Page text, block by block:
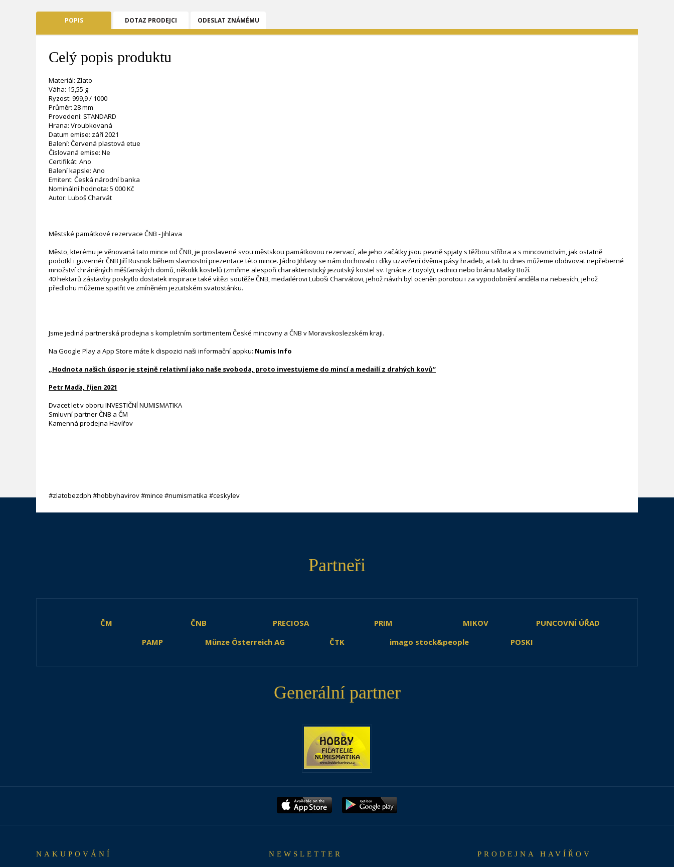
POPIS DOTAZ PRODEJCI ODESLAT ZNÁMÉMU
Celý popis produktu
Materiál: Zlato
Váha: 15,55 g
Ryzost: 999,9 / 1000
Průměr: 28 mm
Provedení: STANDARD
Hrana: Vroubkovaná
Datum emise: září 2021
Balení: Červená plastová etue
Číslovaná emise: Ne
Certifikát: Ano
Balení kapsle: Ano
Emitent: Česká národní banka
Nominální hodnota: 5 000 Kč
Autor: Luboš Charvát
Městské památkové rezervace ČNB - Jihlava
Město, kterému je věnovaná tato mince od ČNB, je proslavené svou městskou památkovou rezervací, ale jeho začátky jsou pevně spjaty s těžbou stříbra a s mincovnictvím, jak ostatně
podotkl i guvernér ČNB Jiří Rusnok během slavnostní prezentace této mince. Jádro Jihlavy se nám dochovalo i díky uzavření dvěma pásy hradeb, a tak tu dnes můžeme obdivovat nepřeberné
množství chráněných měšťanských domů, několik kostelů (zmiňme alespoň charakteristický jezuitský kostel sv. Ignáce z Loyoly), radnici nebo bránu Matky Boží.
40 hektarů zástavby poskytlo dostatek inspirace také vítězi soutěže ČNB, medailérovi Luboši Charvátovi, jehož návrh byl oceněn porotou i za vypodobnění anděla na nebesích, jehož
předlohu můžeme spatřit ve zmíněném jezuitském svatostánku.
Jsme jediná partnerská prodejna s kompletním sortimentem České mincovny a ČNB v Moravskoslezském kraji.
Na Google Play a App Store máte k dispozici naši informační appku: Numis Info
„Hodnota našich úspor je stejně relativní jako naše svoboda, proto investujeme do mincí a medailí z drahých kovů“
Petr Maďa, říjen 2021
Dvacet let v oboru INVESTIČNÍ NUMISMATIKA
Smluvní partner ČNB a ČM
Kamenná prodejna Havířov
#zlatobezdph #hobbyhavirov #mince #numismatika #ceskylev
Partneři
ČM ČNB PRECIOSA PRIM MIKOV
PUNCOVNÍ ÚŘAD
PAMP
Münze Österreich AG ČTK imago stock&people POSKI
Generální partner
NAKUPOVÁNÍ NEWSLETTER PRODEJNA HAVÍŘOV